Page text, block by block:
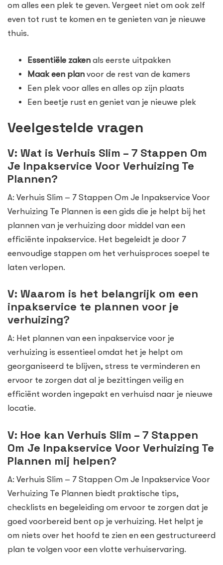
om alles een plek te geven. Vergeet niet om ook zelf
even tot rust te komen en te genieten van je nieuwe
thuis.
Essentiële zaken als eerste uitpakken
Maak een plan voor de rest van de kamers
Een plek voor alles en alles op zijn plaats
Een beetje rust en geniet van je nieuwe plek
Veelgestelde vragen
V: Wat is Verhuis Slim – 7 Stappen Om
Je Inpakservice Voor Verhuizing Te
Plannen?
A: Verhuis Slim – 7 Stappen Om Je Inpakservice Voor
Verhuizing Te Plannen is een gids die je helpt bij het
plannen van je verhuizing door middel van een
efficiënte inpakservice. Het begeleidt je door 7
eenvoudige stappen om het verhuisproces soepel te
laten verlopen.
V: Waarom is het belangrijk om een
inpakservice te plannen voor je
verhuizing?
A: Het plannen van een inpakservice voor je
verhuizing is essentieel omdat het je helpt om
georganiseerd te blijven, stress te verminderen en
ervoor te zorgen dat al je bezittingen veilig en
efficiënt worden ingepakt en verhuisd naar je nieuwe
locatie.
V: Hoe kan Verhuis Slim – 7 Stappen
Om Je Inpakservice Voor Verhuizing Te
Plannen mij helpen?
A: Verhuis Slim – 7 Stappen Om Je Inpakservice Voor
Verhuizing Te Plannen biedt praktische tips,
checklists en begeleiding om ervoor te zorgen dat je
goed voorbereid bent op je verhuizing. Het helpt je
om niets over het hoofd te zien en een gestructureerd
plan te volgen voor een vlotte verhuiservaring.